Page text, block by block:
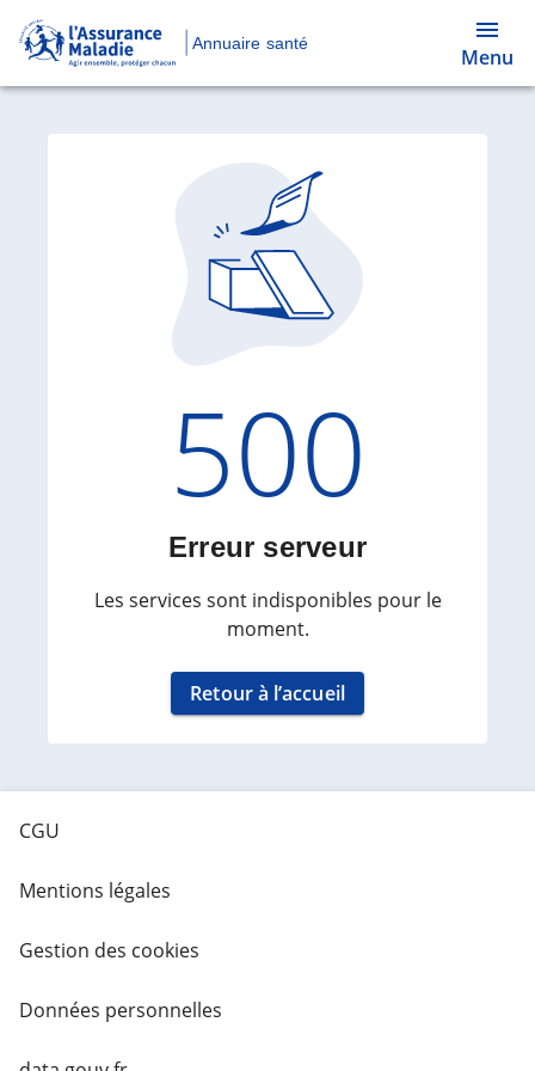
Annuaire santé
Menu
Code
500
Erreur serveur
Les services sont indisponibles pour le
moment.
Retour à l’accueil
CGU
Mentions légales
Gestion des cookies
Données personnelles